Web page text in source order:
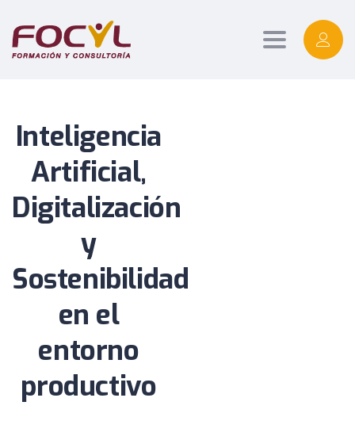
Toggle
Inteligencia
Artificial,
Digitalización
y
Sostenibilidad
en el
entorno
productivo